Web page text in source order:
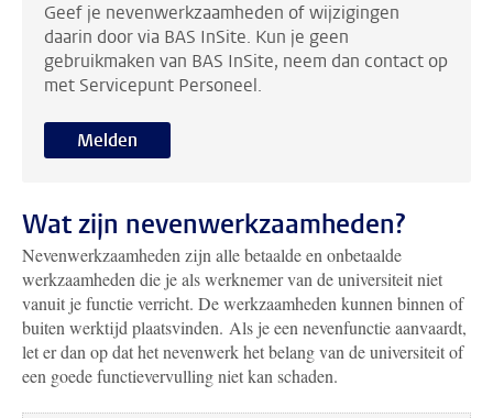
Geef je nevenwerkzaamheden of wijzigingen
daarin door via BAS InSite. Kun je geen
gebruikmaken van BAS InSite, neem dan contact op
met Servicepunt Personeel.
Melden
Wat zijn nevenwerkzaamheden?
Nevenwerkzaamheden zijn alle betaalde en onbetaalde
werkzaamheden die je als werknemer van de universiteit niet
vanuit je functie verricht. De werkzaamheden kunnen binnen of
buiten werktijd plaatsvinden. Als je een nevenfunctie aanvaardt,
let er dan op dat het nevenwerk het belang van de universiteit of
een goede functievervulling niet kan schaden.